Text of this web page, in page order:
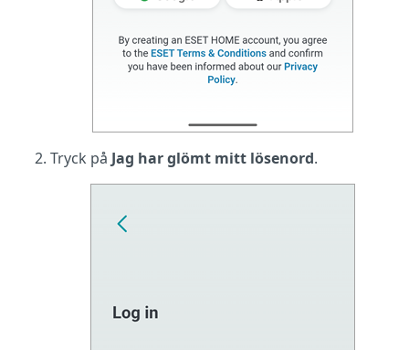
Tryck på Jag har glömt mitt lösenord.